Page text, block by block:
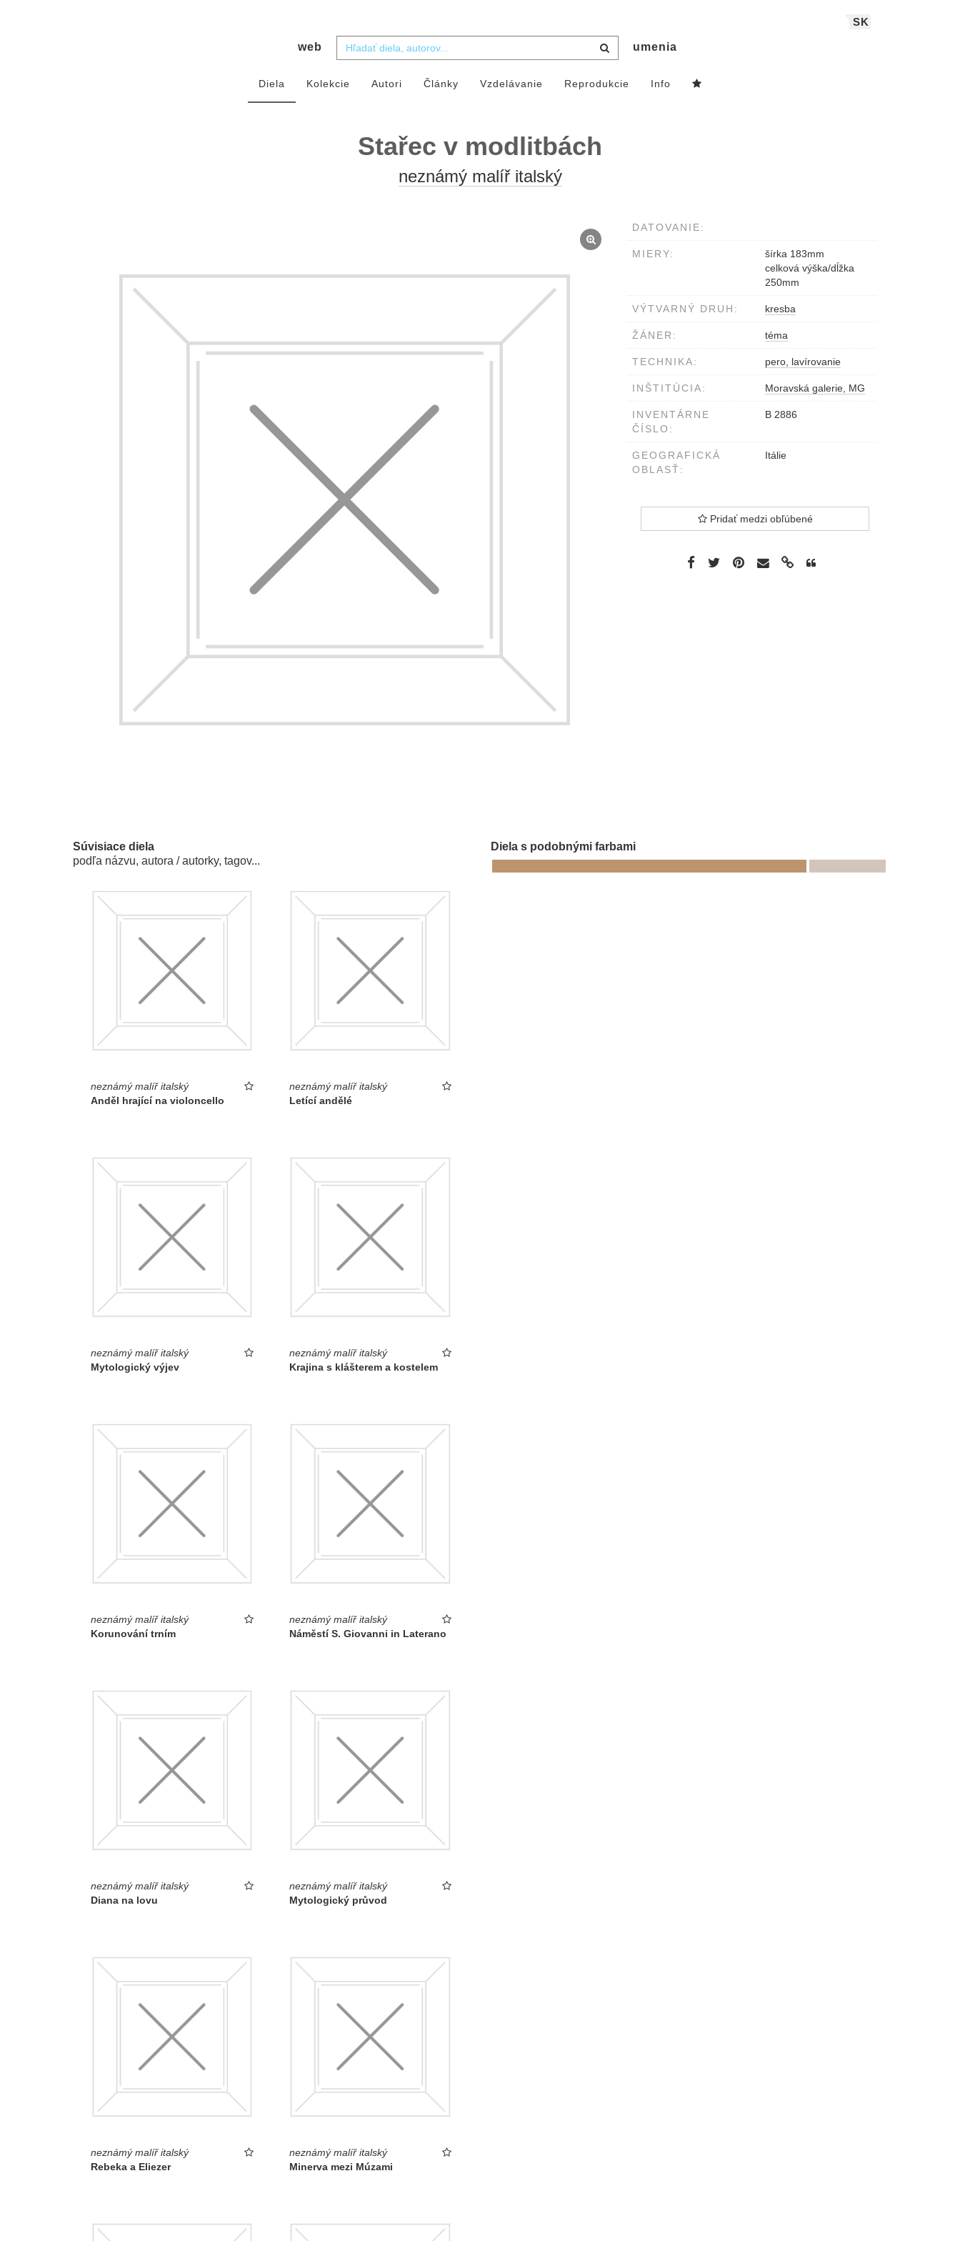
SK
web umenia
Diela Kolekcie Autori Články Vzdelávanie Reprodukcie Info
Stařec v modlitbách
neznámý malíř italský
DATOVANIE:
MIERY:
šírka 183mm
celková výška/dĺžka
250mm
VÝTVARNÝ DRUH: kresba
ŽÁNER: téma
TECHNIKA: pero, lavírovanie
INŠTITÚCIA: Moravská galerie, MG
INVENTÁRNE
ČÍSLO:
B 2886
GEOGRAFICKÁ
OBLASŤ:
Itálie
Pridať medzi obľúbené
Súvisiace diela
podľa názvu, autora / autorky, tagov...
neznámý malíř italský
Anděl hrající na violoncello
neznámý malíř italský
Letící andělé
neznámý malíř italský
Mytologický výjev
neznámý malíř italský
Krajina s klášterem a kostelem
neznámý malíř italský
Korunování trním
neznámý malíř italský
Náměstí S. Giovanni in Laterano
neznámý malíř italský
Diana na lovu
neznámý malíř italský
Mytologický průvod
neznámý malíř italský
Rebeka a Eliezer
neznámý malíř italský
Minerva mezi Múzami
Diela s podobnými farbami